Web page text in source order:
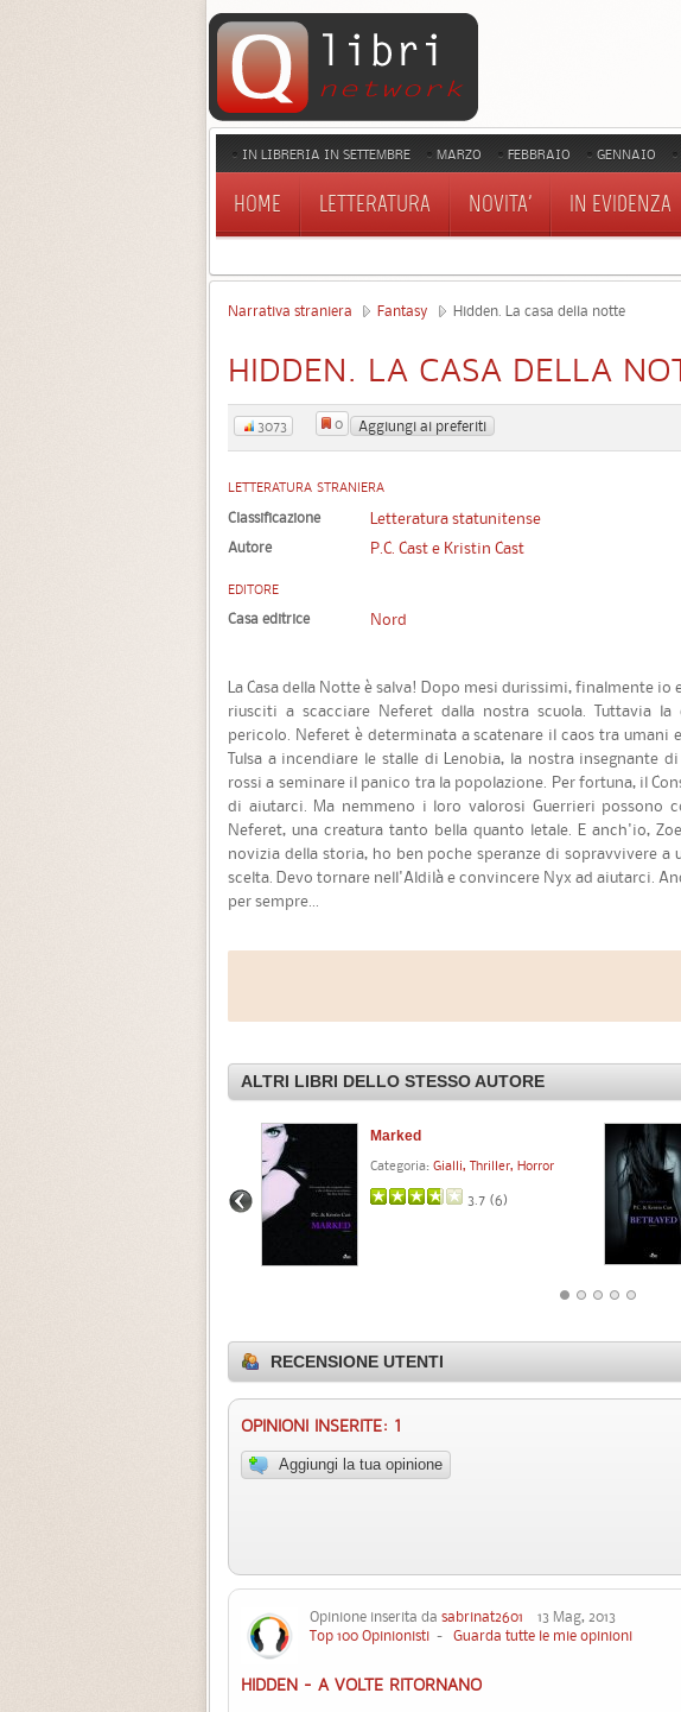
IN LIBRERIA IN SETTEMBRE MARZO FEBBRAIO GENNAIO
HOME LETTERATURA NOVITA' IN EVIDENZA
Narrativa straniera Fantasy Hidden. La casa della notte
HIDDEN. LA CASA DELLA
3073 0 Aggiungi ai preferiti
LETTERATURA STRANIERA
Classificazione Letteratura statunitense
Autore P.C. Cast e Kristin Cast
EDITORE
Casa editrice Nord
La Casa della Notte è salva! Dopo mesi durissimi, finalmente io
riusciti a scacciare Neferet dalla nostra scuola. Tuttavia
pericolo. Neferet è determinata a scatenare il caos tra
Tulsa a incendiare le stalle di Lenobia, la nostra insegnante
rossi a seminare il panico tra la popolazione. Per fortuna, il
di aiutarci. Ma nemmeno i loro valorosi Guerrieri possono
Neferet, una creatura tanto bella quanto letale. E anch'io,
novizia della storia, ho ben poche speranze di sopravvivere
scelta. Devo tornare nell'Aldilà e convincere Nyx ad aiutarci.
per sempre...
ALTRI LIBRI DELLO STESSO AUTORE
Marked
Categoria: Gialli, Thriller, Horror
3.7 (6)
RECENSIONE UTENTI
OPINIONI INSERITE: 1
Aggiungi la tua opinione
Opinione inserita da sabrinat2601 13 Mag, 2013
Top 100 Opinionisti - Guarda tutte le mie opinioni
HIDDEN - A VOLTE RITORNANO